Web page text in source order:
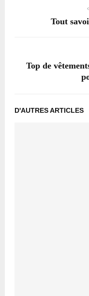
Tout
Top de
D'AUTRES ARTICLES